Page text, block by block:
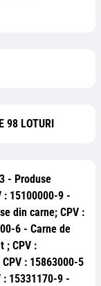
98 LOTURI
- Produse
: 15100000-9 -
din carne; CPV :
6 - Carne de
; CPV :
: 15863000-5
: 15331170-9 -